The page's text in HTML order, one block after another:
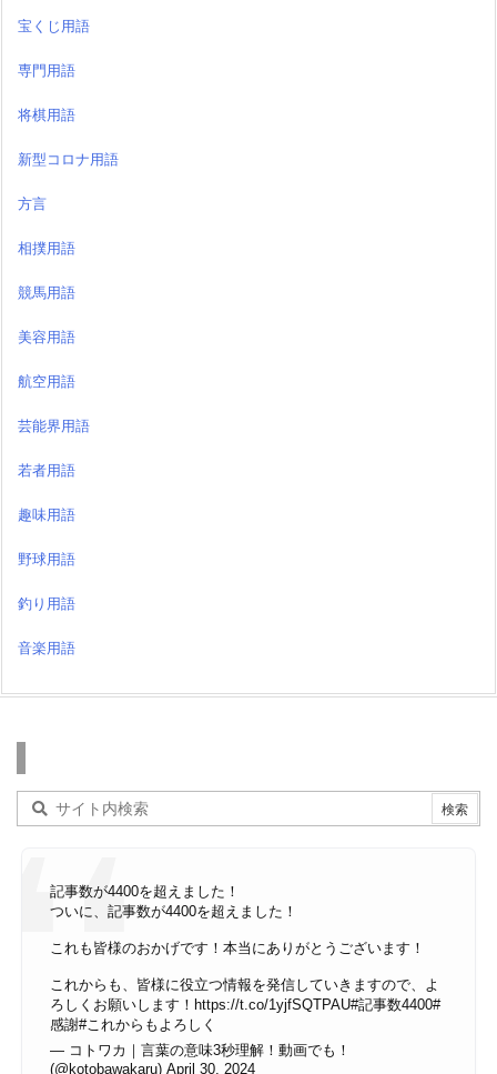
宝くじ用語
専門用語
将棋用語
新型コロナ用語
方言
相撲用語
競馬用語
美容用語
航空用語
芸能界用語
若者用語
趣味用語
野球用語
釣り用語
音楽用語
記事数が4400を超えました！
ついに、記事数が4400を超えました！
これも皆様のおかげです！本当にありがとうございます！
これからも、皆様に役立つ情報を発信していきますので、よ
ろしくお願いします！ https://t.co/1yjfSQTPAU#記事数4400#
感謝#これからもよろしく
— コトワカ｜言葉の意味3秒理解！動画でも！
(@kotobawakaru) April 30, 2024